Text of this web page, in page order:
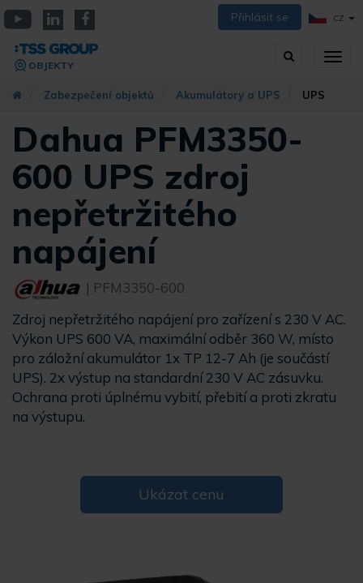
Přejít
k
hlavnímu
obsahu
Přihlásit se CZ
Vyhledávání
OBJEKTY
Zabezpečení objektů Akumulátory a UPS UPS
Dahua PFM3350-
600 UPS zdroj
nepřetržitého
napájení
| PFM3350-600
Zdroj nepřetržitého napájení pro zařízení s 230 V AC.
Výkon UPS 600 VA, maximální odběr 360 W, místo
pro záložní akumulátor 1x TP 12-7 Ah (je součástí
UPS). 2x výstup na standardní 230 V AC zásuvku.
Ochrana proti úplnému vybití, přebití a proti zkratu
na výstupu.
Ukázat cenu